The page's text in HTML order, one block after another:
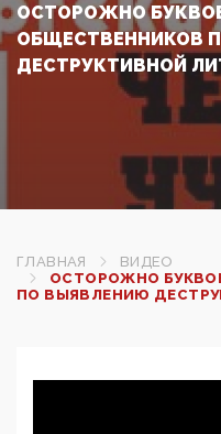
ОСТОРОЖНО
ОБЩЕСТВЕННИКОВ
ДЕСТРУКТИВНОЙ
ГЛАВНАЯ
ВИДЕО
ОСТОРОЖНО
ПО ВЫЯВЛЕНИЮ